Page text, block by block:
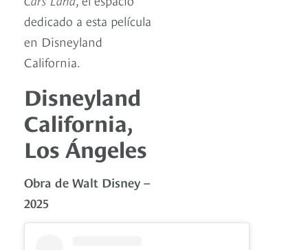
dedicado a esta película
en Disneyland
California.
Disneyland
California,
Los Ángeles
Obra de Walt Disney –
2025